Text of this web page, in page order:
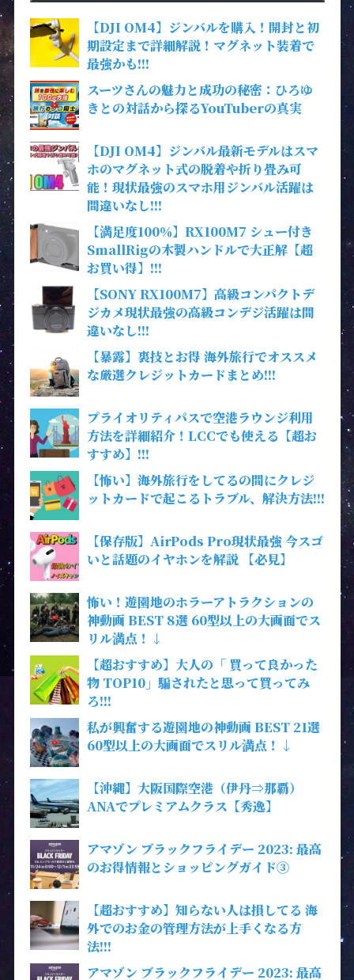
【DJI OM4】ジンバルを購入！開封と初
期設定まで詳細解説！マグネット装着で
最強かも!!!
スーツさんの魅力と成功の秘密：ひろゆ
きとの対話から探るYouTuberの真実
【DJI OM4】ジンバル最新モデルはスマ
ホのマグネット式の脱着や折り畳み可
能！現状最強のスマホ用ジンバル活躍は
間違いなし!!!
【満足度100％】RX100M7 シュー付き
SmallRigの木製ハンドルで大正解【超
お買い得】!!!
【SONY RX100M7】高級コンパクトデ
ジカメ現状最強の高級コンデジ活躍は間
違いなし!!!
【暴露】裏技とお得 海外旅行でオススメ
な厳選クレジットカードまとめ!!!
プライオリティパスで空港ラウンジ利用
方法を詳細紹介！LCCでも使える【超お
すすめ】!!!
【怖い】海外旅行をしてるの間にクレジ
ットカードで起こるトラブル、解決方法!!!
【保存版】AirPods Pro現状最強 今スゴ
いと話題のイヤホンを解説 【必見】
怖い！遊園地のホラーアトラクションの
神動画 BEST 8選 60型以上の大画面でス
リル満点！↓
【超おすすめ】大人の「 買って良かった
物 TOP10」騙されたと思って買ってみ
ろ!!!
私が興奮する遊園地の神動画 BEST 21選
60型以上の大画面でスリル満点！↓
【沖縄】大阪国際空港（伊丹⇒那覇）
ANAでプレミアムクラス【秀逸】
アマゾン ブラックフライデー 2023: 最高
のお得情報とショッピングガイド③
【超おすすめ】知らない人は損してる 海
外でのお金の管理方法が上手くなる方
法!!!
アマゾン ブラックフライデー 2023: 最高